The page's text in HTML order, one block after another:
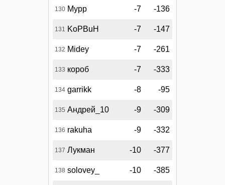
130 Мурр -7 -136
131 KoPBuH -7 -147
132 Midey -7 -261
133 короб -7 -333
134 garrikk -8 -95
135 Андрей_10 -9 -309
136 rakuha -9 -332
137 Лукман -10 -377
138 solovey_ -10 -385